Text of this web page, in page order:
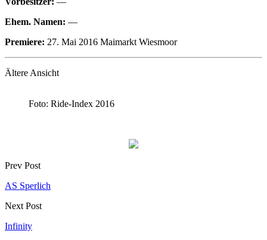
Ehem. Namen: —
Premiere: 27. Mai 2016 Maimarkt Wiesmoor
Ältere Ansicht
Foto: Ride-Index 2016
Prev Post
AS Sperlich
Next Post
Infinity